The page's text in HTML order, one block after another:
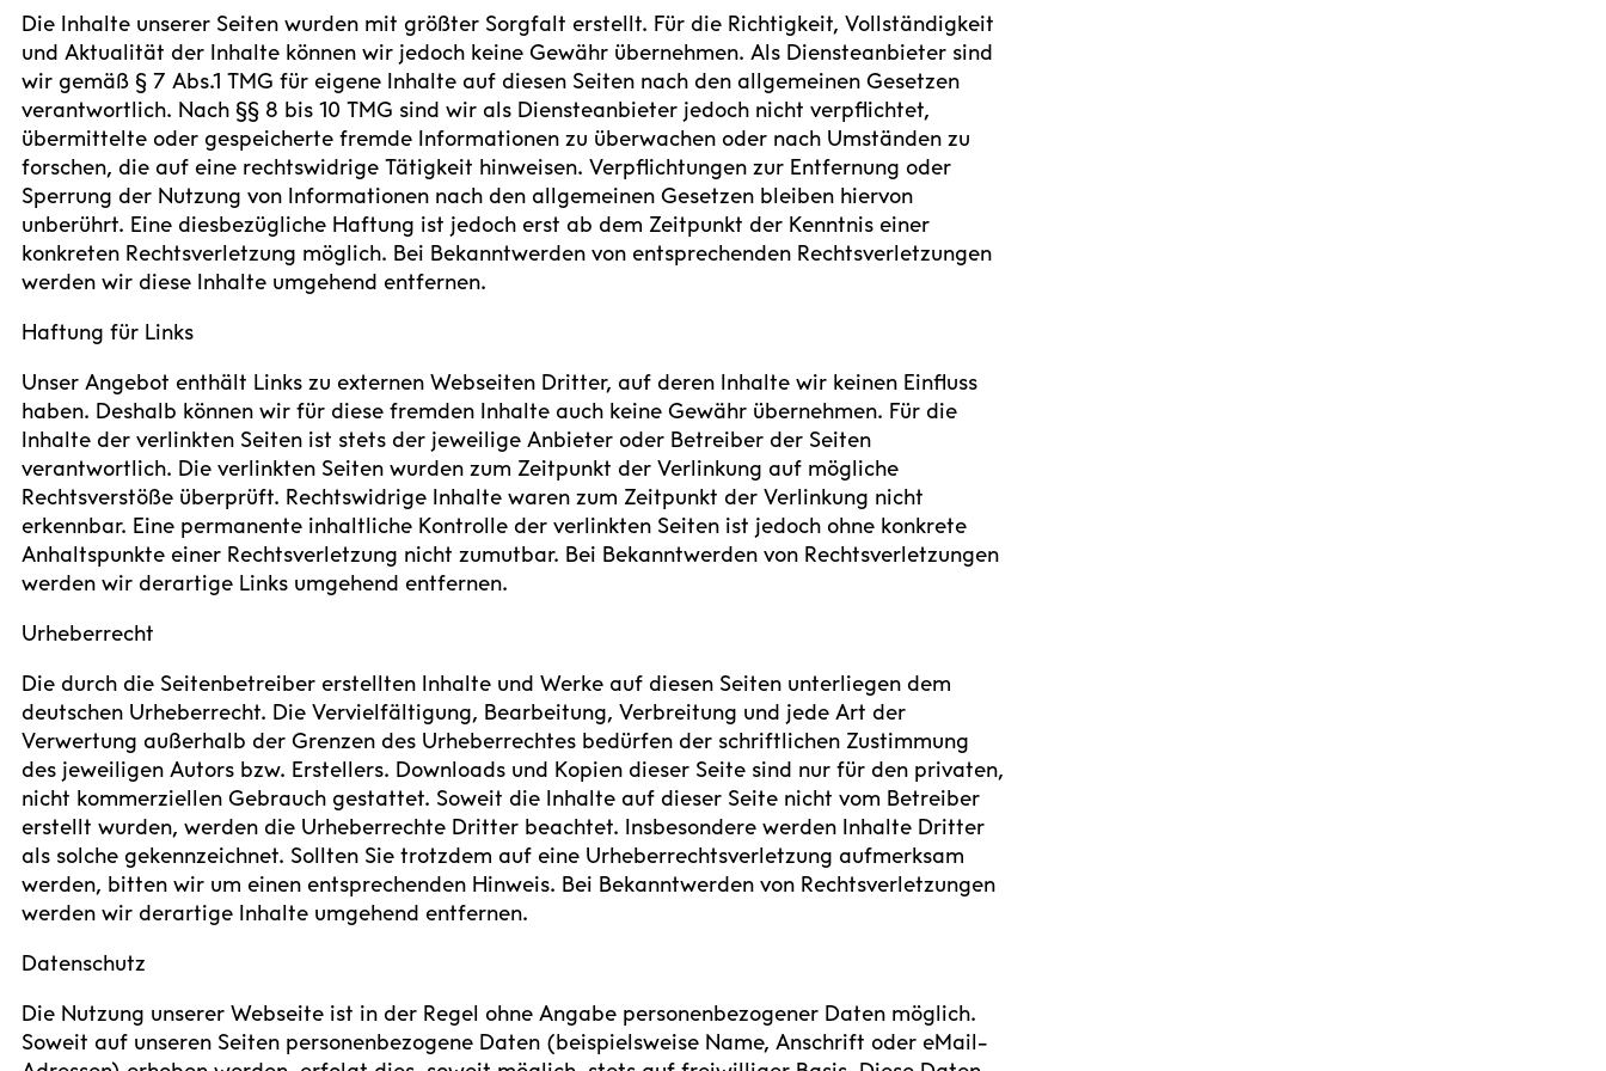
Die Inhalte unserer Seiten wurden mit größter Sorgfalt erstellt. Für die Richtigkeit, Vollständigkeit
und Aktualität der Inhalte können wir jedoch keine Gewähr übernehmen. Als Diensteanbieter sind
wir gemäß § 7 Abs.1 TMG für eigene Inhalte auf diesen Seiten nach den allgemeinen Gesetzen
verantwortlich. Nach §§ 8 bis 10 TMG sind wir als Diensteanbieter jedoch nicht verpflichtet,
übermittelte oder gespeicherte fremde Informationen zu überwachen oder nach Umständen zu
forschen, die auf eine rechtswidrige Tätigkeit hinweisen. Verpflichtungen zur Entfernung oder
Sperrung der Nutzung von Informationen nach den allgemeinen Gesetzen bleiben hiervon
unberührt. Eine diesbezügliche Haftung ist jedoch erst ab dem Zeitpunkt der Kenntnis einer
konkreten Rechtsverletzung möglich. Bei Bekanntwerden von entsprechenden Rechtsverletzungen
werden wir diese Inhalte umgehend entfernen.
Haftung für Links
Unser Angebot enthält Links zu externen Webseiten Dritter, auf deren Inhalte wir keinen Einfluss
haben. Deshalb können wir für diese fremden Inhalte auch keine Gewähr übernehmen. Für die
Inhalte der verlinkten Seiten ist stets der jeweilige Anbieter oder Betreiber der Seiten
verantwortlich. Die verlinkten Seiten wurden zum Zeitpunkt der Verlinkung auf mögliche
Rechtsverstöße überprüft. Rechtswidrige Inhalte waren zum Zeitpunkt der Verlinkung nicht
erkennbar. Eine permanente inhaltliche Kontrolle der verlinkten Seiten ist jedoch ohne konkrete
Anhaltspunkte einer Rechtsverletzung nicht zumutbar. Bei Bekanntwerden von Rechtsverletzungen
werden wir derartige Links umgehend entfernen.
Urheberrecht
Die durch die Seitenbetreiber erstellten Inhalte und Werke auf diesen Seiten unterliegen dem
deutschen Urheberrecht. Die Vervielfältigung, Bearbeitung, Verbreitung und jede Art der
Verwertung außerhalb der Grenzen des Urheberrechtes bedürfen der schriftlichen Zustimmung
des jeweiligen Autors bzw. Erstellers. Downloads und Kopien dieser Seite sind nur für den privaten,
nicht kommerziellen Gebrauch gestattet. Soweit die Inhalte auf dieser Seite nicht vom Betreiber
erstellt wurden, werden die Urheberrechte Dritter beachtet. Insbesondere werden Inhalte Dritter
als solche gekennzeichnet. Sollten Sie trotzdem auf eine Urheberrechtsverletzung aufmerksam
werden, bitten wir um einen entsprechenden Hinweis. Bei Bekanntwerden von Rechtsverletzungen
werden wir derartige Inhalte umgehend entfernen.
Datenschutz
Die Nutzung unserer Webseite ist in der Regel ohne Angabe personenbezogener Daten möglich.
Soweit auf unseren Seiten personenbezogene Daten (beispielsweise Name, Anschrift oder eMail-